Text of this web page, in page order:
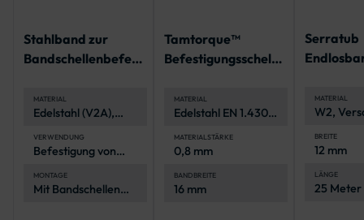
Stahlband zur
Bandschellenbefest
MATERIAL
Edelstahl (V2A),
und langlebig
VERWENDUNG
Befestigung von
Rohrpfosten
MONTAGE
Mit Bandschellen
Tamtorque™
Befestigungsschelle
340 mm
MATERIAL
Edelstahl EN 1.4301,
MATERIALSTÄRKE
0,8 mm
BANDBREITE
16 mm
Serratub
Rolle
MATERIAL
W2,
BREITE
12 mm
LÄNGE
25 Meter